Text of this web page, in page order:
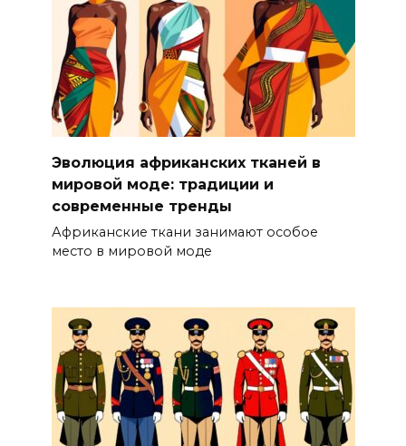
Эволюция африканских тканей в
мировой моде: традиции и
современные тренды
Африканские ткани занимают особое
место в мировой моде